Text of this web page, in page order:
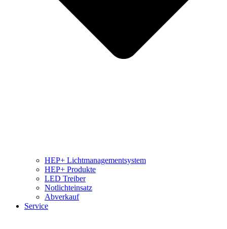
HEP+ Lichtmanagementsystem
HEP+ Produkte
LED Treiber
Notlichteinsatz
Abverkauf
Service